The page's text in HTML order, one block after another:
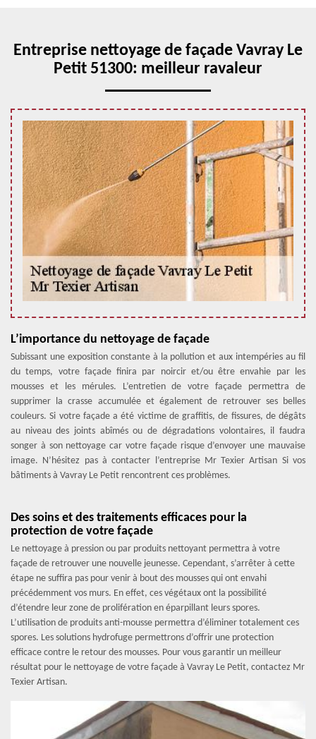
Entreprise nettoyage de façade Vavray Le
Petit 51300: meilleur ravaleur
L’importance du nettoyage de façade
Subissant une exposition constante à la pollution et aux intempéries au fil
du temps, votre façade finira par noircir et/ou être envahie par les
mousses et les mérules. L’entretien de votre façade permettra de
supprimer la crasse accumulée et également de retrouver ses belles
couleurs. Si votre façade a été victime de graffitis, de fissures, de dégâts
au niveau des joints abîmés ou de dégradations volontaires, il faudra
songer à son nettoyage car votre façade risque d’envoyer une mauvaise
image. N’hésitez pas à contacter l’entreprise Mr Texier Artisan Si vos
bâtiments à Vavray Le Petit rencontrent ces problèmes.
Des soins et des traitements efficaces pour la
protection de votre façade
Le nettoyage à pression ou par produits nettoyant permettra à votre
façade de retrouver une nouvelle jeunesse. Cependant, s’arrêter à cette
étape ne suffira pas pour venir à bout des mousses qui ont envahi
précédemment vos murs. En effet, ces végétaux ont la possibilité
d’étendre leur zone de prolifération en éparpillant leurs spores.
L’utilisation de produits anti-mousse permettra d’éliminer totalement ces
spores. Les solutions hydrofuge permettrons d’offrir une protection
efficace contre le retour des mousses. Pour vous garantir un meilleur
résultat pour le nettoyage de votre façade à Vavray Le Petit, contactez Mr
Texier Artisan.